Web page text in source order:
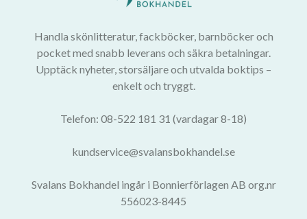
Handla skönlitteratur, fackböcker, barnböcker och
pocket med snabb leverans och säkra betalningar.
Upptäck nyheter, storsäljare och utvalda boktips –
enkelt och tryggt.
Telefon: 08-522 181 31 (vardagar 8-18)
kundservice@svalansbokhandel.se
Svalans Bokhandel ingår i Bonnierförlagen AB org.nr
556023-8445